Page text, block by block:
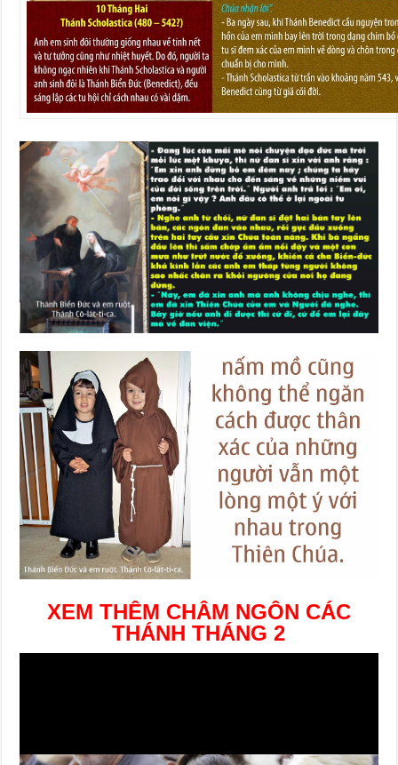
XEM THÊM CHÂM NGÔN CÁC
THÁNH THÁNG 2